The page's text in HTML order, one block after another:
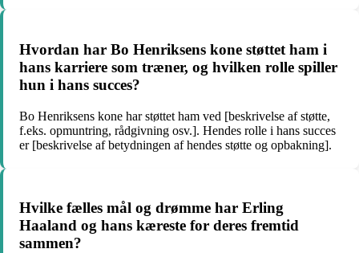
Hvordan har Bo Henriksens kone støttet ham i
hans karriere som træner, og hvilken rolle spiller
hun i hans succes?
Bo Henriksens kone har støttet ham ved [beskrivelse af støtte,
f.eks. opmuntring, rådgivning osv.]. Hendes rolle i hans succes
er [beskrivelse af betydningen af hendes støtte og opbakning].
Hvilke fælles mål og drømme har Erling
Haaland og hans kæreste for deres fremtid
sammen?